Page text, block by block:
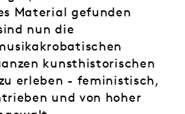
Material gefunden
nun die
kunsthistorischen
erleben - feministisch,
und von hoher